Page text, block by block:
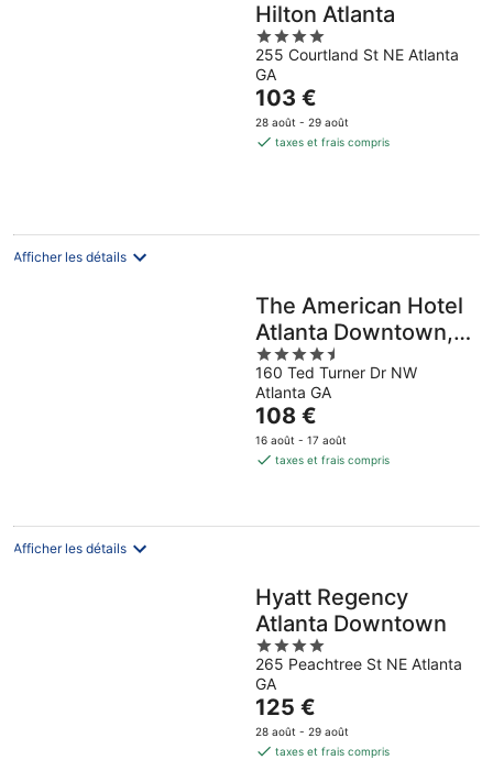
Hilton Atlanta
4
out
of
5
255 Courtland St NE Atlanta
GA
Le
prix
est
103 €
28 août - 29 août
taxes et frais compris
Afficher les détails
The American Hotel
Atlanta Downtown,
Tapestry Collection
by Hilton
4.5
out
of
5
160 Ted Turner Dr NW
Atlanta GA
Le
prix
est
par
108 €
16 août - 17 août
taxes et frais compris
Afficher les détails
Hyatt Regency
Atlanta Downtown
4
out
of
5
265 Peachtree St NE Atlanta
GA
Le
prix
est
125 €
28 août - 29 août
taxes et frais compris